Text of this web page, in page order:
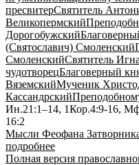
пресвитерСвятитель
Великопермский
Дорогобужский
(Святославич) Смоленский
СмоленскийСвятитель
чудотворецБлаговерный
ВяземскийМученик
Кассандрский
Ин.21:1–14, 1Кор.4:9-16,
16:2
Мысли Феофана
подробнее
Полная версия